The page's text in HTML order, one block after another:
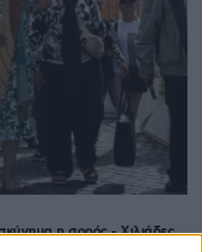
η σορός - Χιλιάδες